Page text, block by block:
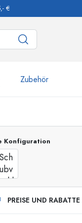
€
Zubehör
Konfiguration
PREISE UND RABATTE